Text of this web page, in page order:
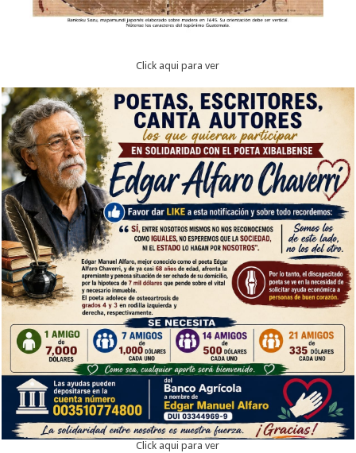
Click aqui para ver
Click aqui para ver